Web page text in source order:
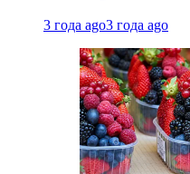
3 года ago3 года ago